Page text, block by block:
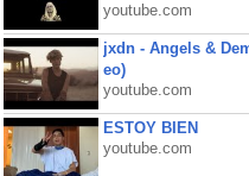
youtube.com
jxdn - Angels &
eo)
youtube.com
ESTOY BIEN
youtube.com